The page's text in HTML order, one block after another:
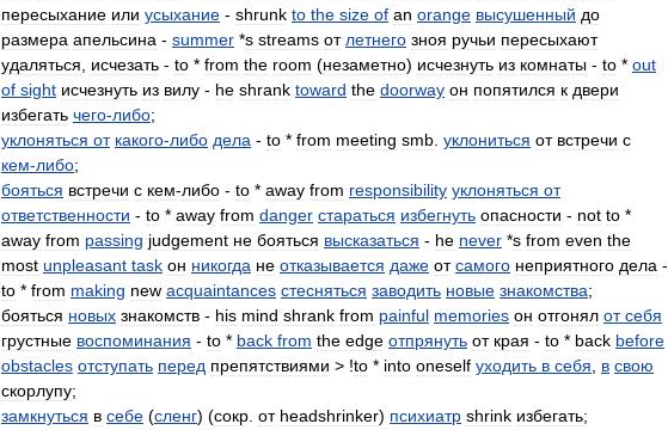
пересыхание или усыхание - shrunk to the size of an orange высушенный до
размера апельсина - summer *s streams от летнего зноя ручьи пересыхают
удаляться
исчезать - to * from the room (незаметно) исчезнуть из комнаты - to * out
of sight исчезнуть из вилу - he shrank toward the doorway он попятился к двери
избегать чего-либо;
уклоняться от какого-либо дела - to * from meeting smb уклониться от встречи с
кем-либо;
бояться встречи с кем-либо - to * away from responsibility уклоняться от
ответственности - to * away from danger стараться избегнуть опасности - not to *
away from passing judgement не бояться высказаться - he never *s from even the
most unpleasant task он никогда не отказывается даже от самого неприятного дела -
to * from making new acquaintances стесняться заводить новые знакомства;
бояться новых знакомств - his mind shrank from painful memories он отгонял от себя
грустные воспоминания - to * back from the edge отпрянуть от края - to * back before
obstacles отступать перед препятствиями > !to * into oneself уходить в себя в свою
скорлупу;
замкнуться в себе (сленг) (сокр от headshrinker) психиатр shrink избегать;